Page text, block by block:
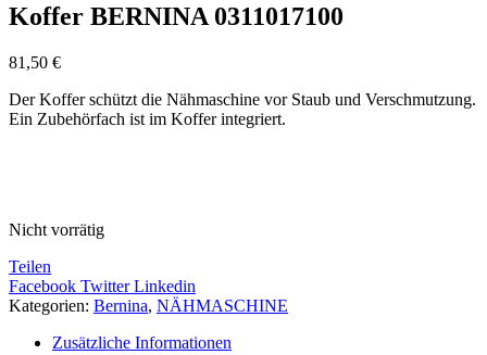
Koffer BERNINA 0311017100
81,50 €
Der Koffer schützt die Nähmaschine vor Staub und Verschmutzung.
Ein Zubehörfach ist im Koffer integriert.
Nicht vorrätig
Teilen
Facebook TwitterLinkedin
Kategorien: Bernina, NÄHMASCHINE
Zusätzliche Informationen